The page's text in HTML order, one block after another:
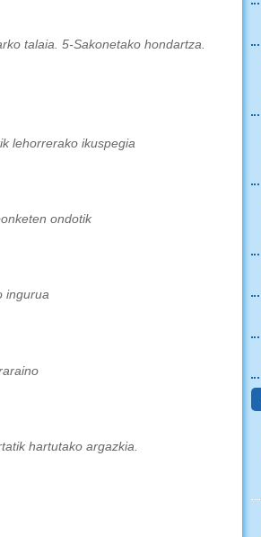
talaia. 5-Sakonetako hondartza.
lehorrerako ikuspegia
ondotik
ingurua
hartutako argazkia.